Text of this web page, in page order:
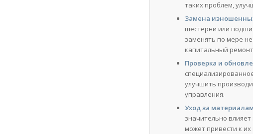
таких проблем,
Замена
шестерни или
заменять по мере
капитальный
Проверка и
улучшить
управления.
Уход за
значительно
может привести к